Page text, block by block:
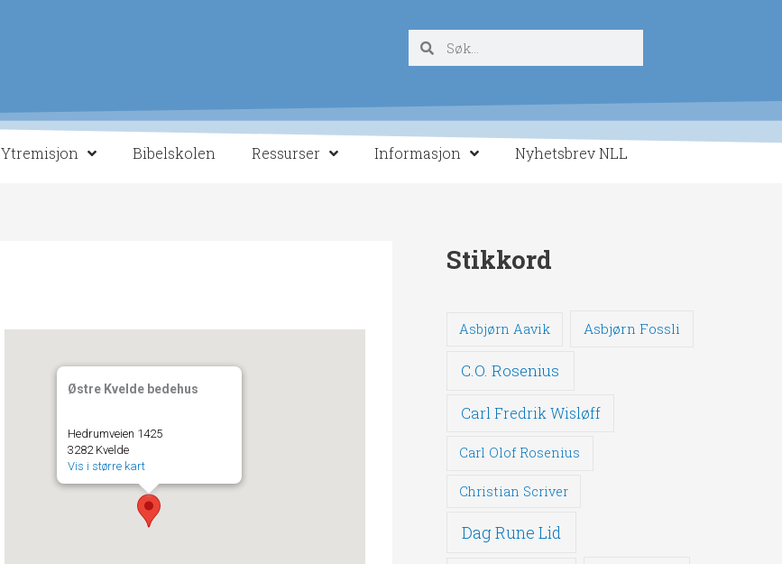
SøkSøk
Ytremisjon Bibelskolen Ressurser Informasjon Nyhetsbrev NLL
Østre Kvelde bedehus
Hedrumveien 1425
3282 Kvelde
Vis i større kart
Stikkord
Asbjørn Aavik Asbjørn Fossli
C.O. Rosenius
Carl Fredrik Wisløff
Carl Olof Rosenius
Christian Scriver
Dag Rune Lid